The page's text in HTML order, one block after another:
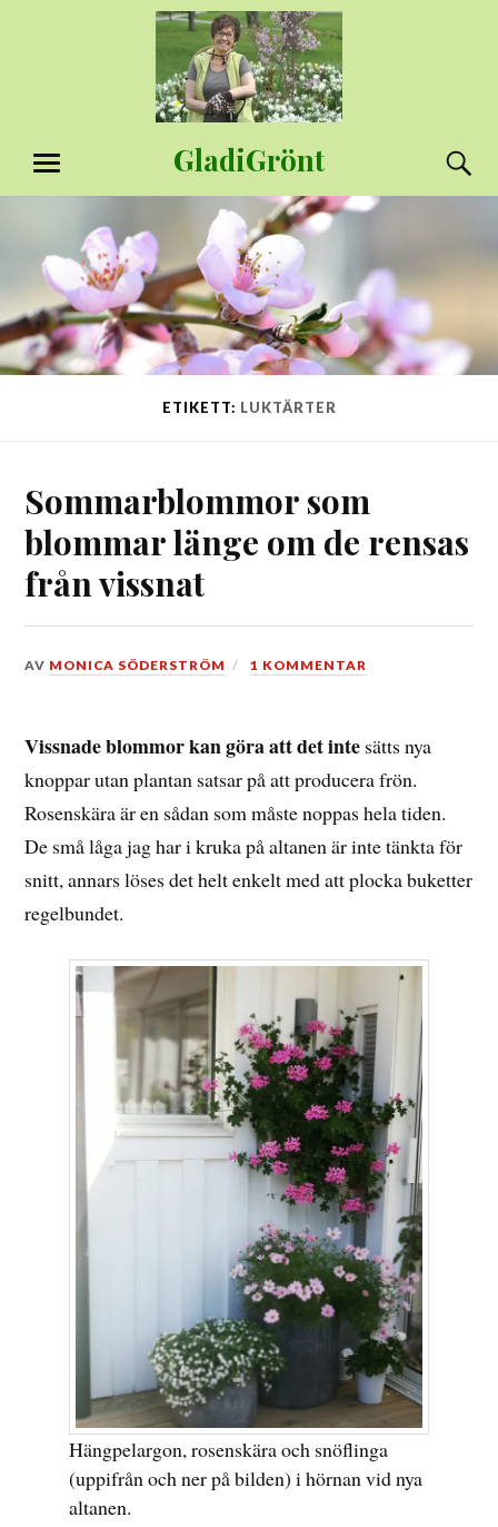
GladiGrönt
MENY
ETIKETT: LUKTÄRTER
Sommarblommor som
blommar länge om de rensas
från vissnat
DEN
2019
AV MONICA SÖDERSTRÖM 1 KOMMENTAR
Vissnade blommor kan göra att det inte sätts nya
knoppar utan plantan satsar på att producera frön.
Rosenskära är en sådan som måste noppas hela tiden.
De små låga jag har i kruka på altanen är inte tänkta för
snitt, annars löses det helt enkelt med att plocka buketter
regelbundet.
Hängpelargon, rosenskära och snöflinga
(uppifrån och ner på bilden) i hörnan vid nya
altanen.